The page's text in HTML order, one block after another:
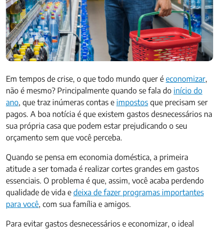
Em tempos de crise, o que todo mundo quer é economizar,
não é mesmo? Principalmente quando se fala do início do
ano, que traz inúmeras contas e impostos que precisam ser
pagos. A boa notícia é que existem gastos desnecessários na
sua própria casa que podem estar prejudicando o seu
orçamento sem que você perceba.
Quando se pensa em economia doméstica, a primeira
atitude a ser tomada é realizar cortes grandes em gastos
essenciais. O problema é que, assim, você acaba perdendo
qualidade de vida e deixa de fazer programas importantes
para você, com sua família e amigos.
Para evitar gastos desnecessários e economizar, o ideal